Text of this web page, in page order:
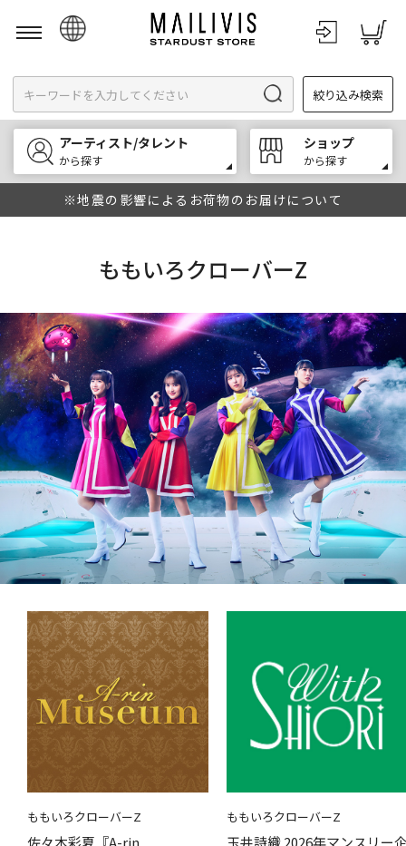
English
한국어
中文
絞り込み検索
アーティスト/タレント
から探す
ショップ
から探す
※地震の影響によるお荷物のお届けについて
ももいろクローバーZ
ももいろクローバーZ
佐々木彩夏『A-rin
ももいろクローバーZ
玉井詩織 2026年マンスリー